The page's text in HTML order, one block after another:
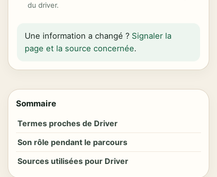
du driver.
Une information a changé ? Signaler la
page et la source concernée.
Sommaire
Termes proches de Driver
Son rôle pendant le parcours
Sources utilisées pour Driver